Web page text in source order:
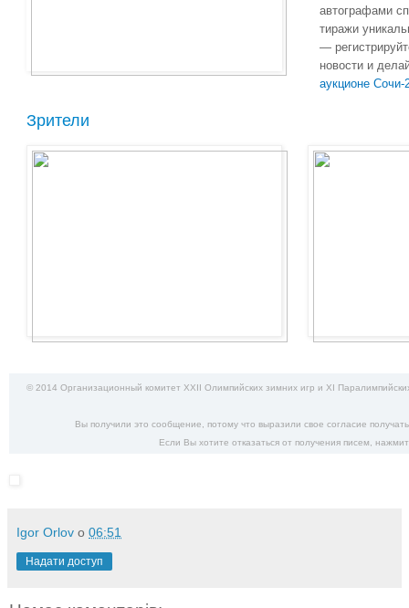
автографами
тиражи
—
новости и
аукционе Сочи-
Зрители
© 2014 Организационный комитет XXII Олимпийских зимних игр и XI
Вы получили это сообщение, потому что выразили свое согласие
Если Вы хотите отказаться от получения писем,
Igor Orlov о 06:51
Надати доступ